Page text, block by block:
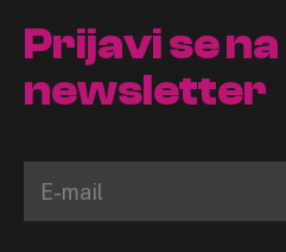
Prijavi se
newsletter